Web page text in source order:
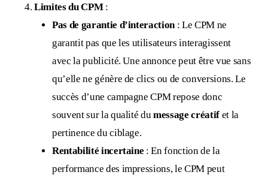
Limites du CPM:
Pas de garantie d’interaction : Le CPM ne
garantit pas que les utilisateurs interagissent
avec la publicité. Une annonce peut être vue sans
qu’elle ne génère de clics ou de conversions. Le
succès d’une campagne CPM repose donc
souvent sur la qualité dumessage créatif et la
pertinence du ciblage.
Rentabilité incertaine : En fonction de la
performance des impressions, le CPM peut